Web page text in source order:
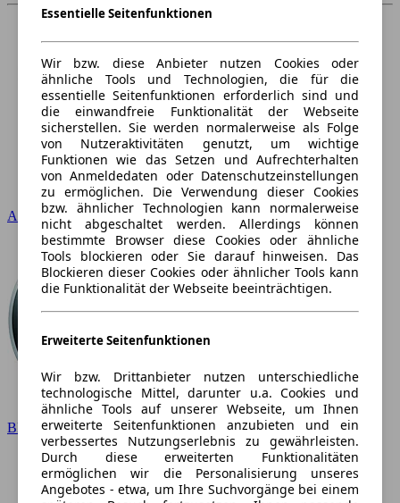
Audi
BMW
Essentielle Seitenfunktionen
Wir bzw. diese Anbieter nutzen Cookies oder
ähnliche Tools und Technologien, die für die
essentielle Seitenfunktionen erforderlich sind und
die einwandfreie Funktionalität der Webseite
sicherstellen. Sie werden normalerweise als Folge
von Nutzeraktivitäten genutzt, um wichtige
Funktionen wie das Setzen und Aufrechterhalten
von Anmeldedaten oder Datenschutzeinstellungen
zu ermöglichen. Die Verwendung dieser Cookies
bzw. ähnlicher Technologien kann normalerweise
nicht abgeschaltet werden. Allerdings können
bestimmte Browser diese Cookies oder ähnliche
Tools blockieren oder Sie darauf hinweisen. Das
Blockieren dieser Cookies oder ähnlicher Tools kann
die Funktionalität der Webseite beeinträchtigen.
Erweiterte Seitenfunktionen
Wir bzw. Drittanbieter nutzen unterschiedliche
technologische Mittel, darunter u.a. Cookies und
ähnliche Tools auf unserer Webseite, um Ihnen
erweiterte Seitenfunktionen anzubieten und ein
verbessertes Nutzungserlebnis zu gewährleisten.
Durch diese erweiterten Funktionalitäten
ermöglichen wir die Personalisierung unseres
Angebotes - etwa, um Ihre Suchvorgänge bei einem